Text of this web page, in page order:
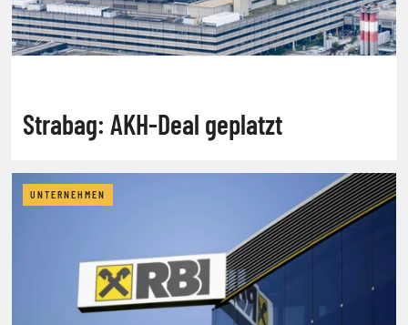
Strabag: AKH-Deal geplatzt
UNTERNEHMEN